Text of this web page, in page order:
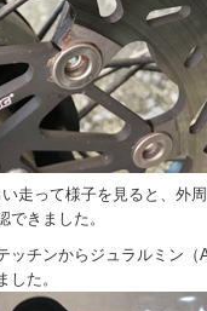
走って様子を見ると、外
できました。
ッチンからジュラルミン（
た。